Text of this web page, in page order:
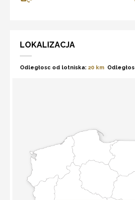
LOKALIZACJA
Odległosc od lotniska: 20 km